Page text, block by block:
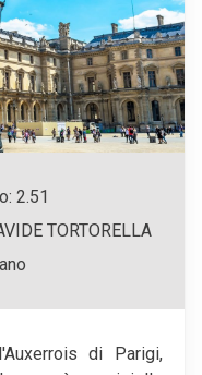
2.51
TORTORELLA
di Parigi,